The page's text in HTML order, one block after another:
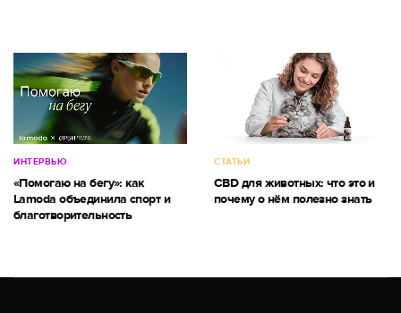
ИНТЕРВЬЮ
«Помогаю на бегу»: как
Lamoda объединила спорт и
благотворительность
СТАТЬИ
CBD для животных: что это и
почему о нём полезно знать